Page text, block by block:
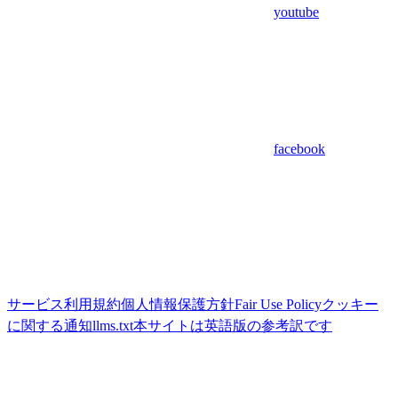
youtube
facebook
サービス利用規約個人情報保護方針Fair Use Policyクッキー
に関する通知llms.txt本サイトは英語版の参考訳です